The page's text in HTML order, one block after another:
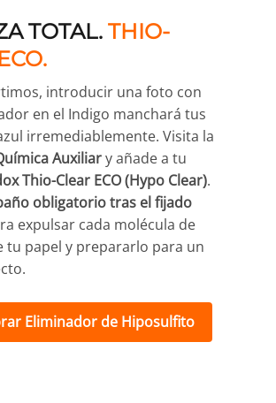
TOTAL. THIO-
introducir una foto con
en el Indigo manchará tus
irremediablemente. Visita la
Auxiliary añade a tu
Thio-Clear ECO (Hypo Clear).
obligatorio tras el fijado
expulsar cada molécula de
tu papel y prepararlo para un
Eliminador de Hiposulfito